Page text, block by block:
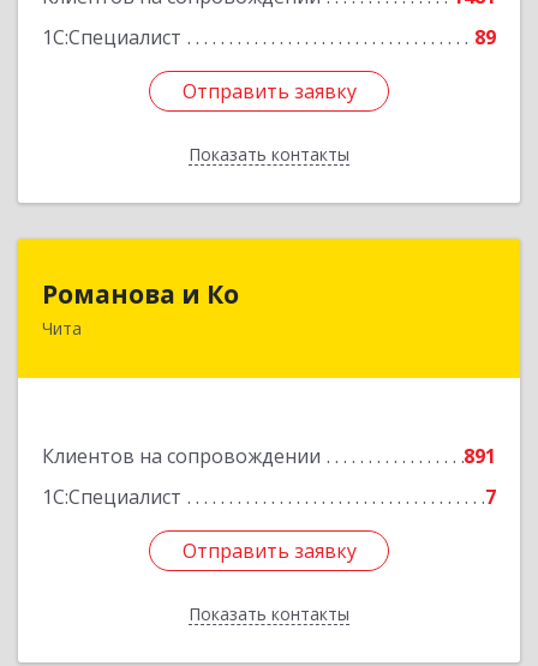
1С:Специалист
89
Отправить заявку
Показать контакты
Отправить заявку
Назад
Романова и Ко
Чита
Клиентов на сопровождении
891
1С:Специалист
7
Отправить заявку
Показать контакты
672000, Забайкальский край, Чита г, Анохина
Отправить заявку
Назад